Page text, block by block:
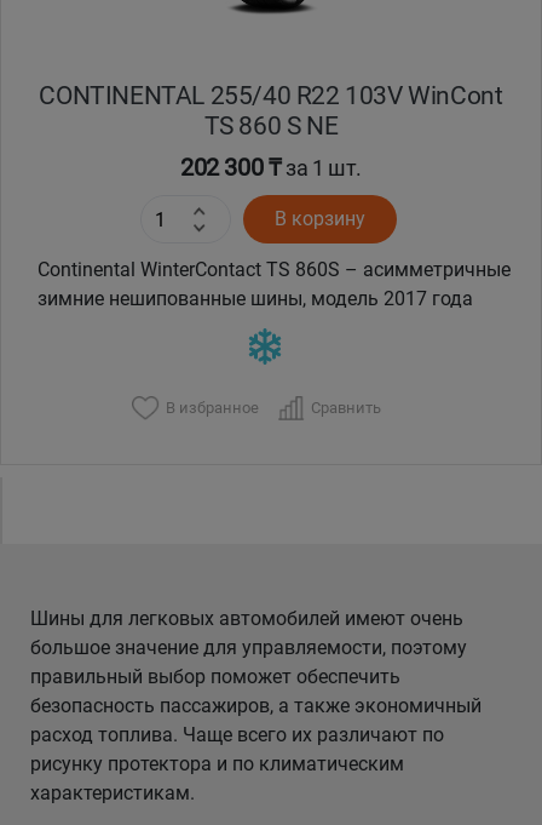
CONTINENTAL 255/40 R22 103V WinCont
TS 860 S NE
202 300 ₸за 1 шт.
В корзину
Continental WinterContact TS 860S – асимметричные
зимние нешипованные шины, модель 2017 года
В избранное Сравнить
Шины для легковых автомобилей имеют очень
большое значение для управляемости, поэтому
правильный выбор поможет обеспечить
безопасность пассажиров, а также экономичный
расход топлива. Чаще всего их различают по
рисунку протектора и по климатическим
характеристикам.